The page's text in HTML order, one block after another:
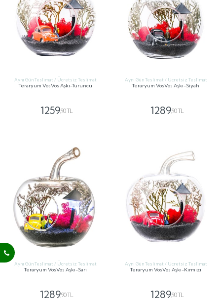
Aynı Gün Teslimat / Ücretsiz Teslimat
Teraryum VosVos Aşkı-Turuncu
1259,90 TL
Aynı Gün Teslimat / Ücretsiz Teslimat
Teraryum VosVos Aşkı-Siyah
1289,90 TL
Aynı Gün Teslimat / Ücretsiz Teslimat
Teraryum VosVos Aşkı-Sarı
1289,90 TL
Aynı Gün Teslimat / Ücretsiz Teslimat
Teraryum VosVos Aşkı-Kırmızı
1289,90 TL